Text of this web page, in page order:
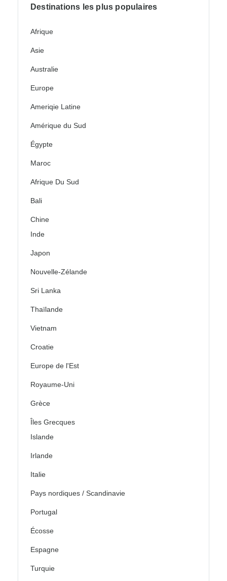
Destinations les plus populaires
Afrique
Asie
Australie
Europe
Ameriqie Latine
Amérique du Sud
Égypte
Maroc
Afrique Du Sud
Bali
Chine
Inde
Japon
Nouvelle-Zélande
Sri Lanka
Thaïlande
Vietnam
Croatie
Europe de l'Est
Royaume-Uni
Grèce
Îles Grecques
Islande
Irlande
Italie
Pays nordiques / Scandinavie
Portugal
Écosse
Espagne
Turquie